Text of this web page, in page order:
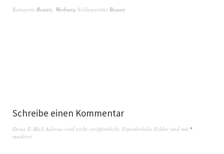
Kategorie Beauty, Werbung SchlagwörterBeauty
Schreibe einen Kommentar
Deine E-Mail-Adresse wird nicht veröffentlicht. Erforderliche Felder sind mit *
markiert